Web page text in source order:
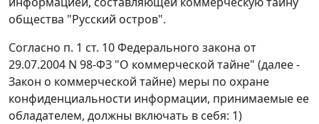
общества "Русский остров".
Согласно п. 1 ст. 10 Федерального закона от
29.07.2004 N 98-ФЗ "О коммерческой тайне" (далее -
Закон о коммерческой тайне) меры по охране
конфиденциальности информации, принимаемые ее
обладателем, должны включать в себя: 1)